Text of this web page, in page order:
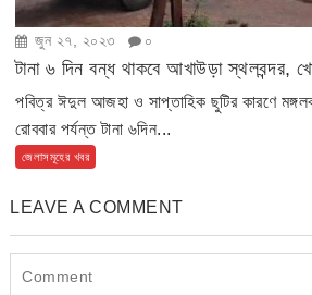
জুন ২৭, ২০২৩ ০
টানা ৬ দিন বন্ধ থাকবে আখাউড়া স্থলবন্দর,
পবিত্র ঈদুল আজহা ও সাপ্তাহিক ছুটির কারণে
রোববার পর্যন্ত টানা ৬দিন...
জেলাসমূহের খবর
LEAVE A COMMENT